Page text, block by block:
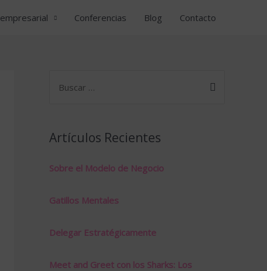
Conferencias Blog Contacto
c
r
o
Artículos Recientes
Sobre el Modelo de Negocio
Gatillos Mentales
Delegar Estratégicamente
Meet and Greet con los Sharks: Los